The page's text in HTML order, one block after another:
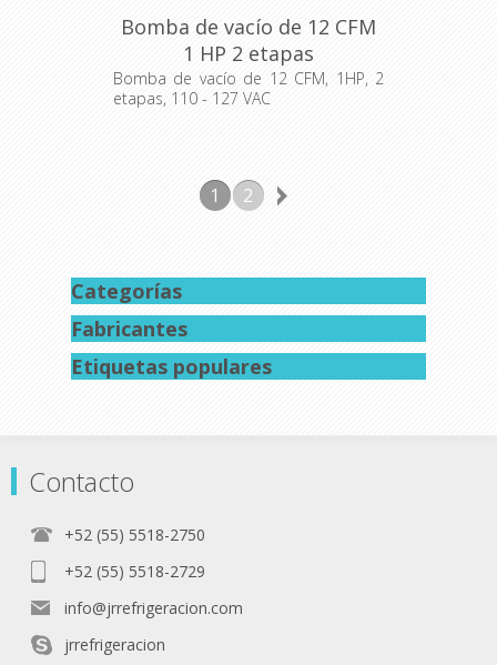
Bomba de vacío de 12 CFM
1 HP 2 etapas
Bomba de vacío de 12 CFM, 1HP, 2
etapas, 110 - 127 VAC
1 2
Categorías
Fabricantes
Etiquetas populares
Contacto
+52 (55) 5518-2750
+52 (55) 5518-2729
info@jrrefrigeracion.com
jrrefrigeracion